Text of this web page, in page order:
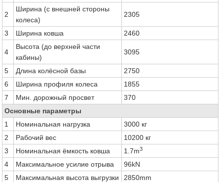
2
Ширина (с внешней стороны
колеса)
2305
3 Ширина ковша 2460
4
Высота (до верхней части
кабины)
3095
5 Длина колёсной базы
2750
6
Ширина профиля колеса
1855
7
Мин. дорожный просвет
370
Основные параметры
1
Номинальная нагрузка
3000 кг
2
Рабочий вес
10200 кг
3
Номинальная ёмкость ковша 1.7m3
4 Максимальное усилие отрыва
96kN
5
Максимальная высота выгрузки
2850mm